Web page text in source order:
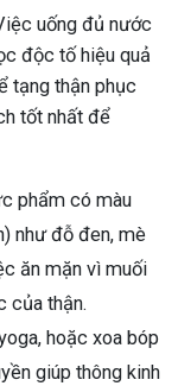
uống đủ nước
độc tố hiệu quả
tạng thận phục
tốt nhất để
phẩm có màu
như đỗ đen, mè
ăn mặn vì muối
của thận.
hoặc xoa bóp
giúp thông kinh